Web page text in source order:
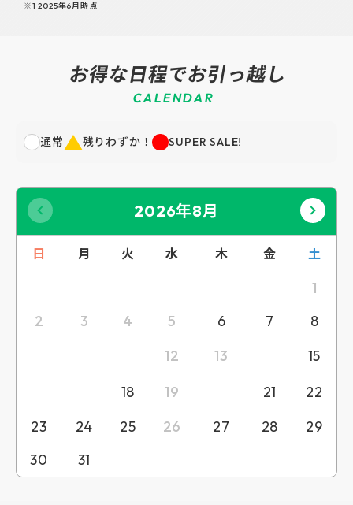
※1 2025年6月時点
お得な日程でお引っ越し
CALENDAR
通常 残りわずか！ SUPER SALE!
2026年8月
日 月 火 水 木 金 土
1
2
3 4 5 6 7 8
12 13 15
18 19 21
22
23
24 25 26 27 28
29
30
31